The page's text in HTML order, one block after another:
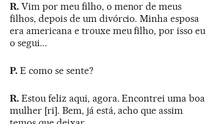
R.Vim por meu filho, o menor de meus
filhos, depois de um divórcio. Minha esposa
era americana e trouxe meu filho, por isso eu
o segui...
P.E como se sente?
R.Estou feliz aqui, agora. Encontrei uma boa
mulher [ri]. Bem, já está, acho que assim